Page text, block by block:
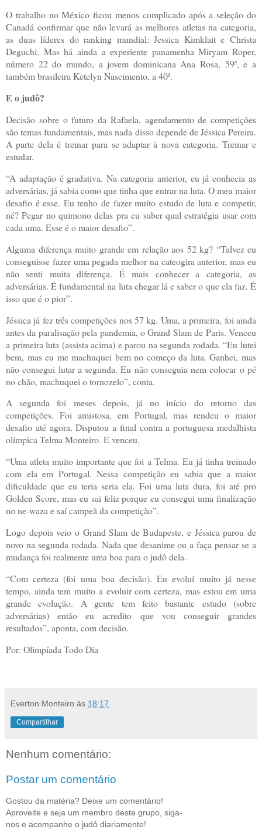
O trabalho no México ficou menos complicado após a seleção do
Canadá confirmar que não levará as melhores atletas na categoria,
as duas líderes do ranking mundial: Jessica Kimklait e Christa
Deguchi. Mas há ainda a experiente panamenha Miryam Roper,
número 22 do mundo, a jovem dominicana Ana Rosa, 59ª, e a
também brasileira Ketelyn Nascimento, a 40ª.
E o judô?
Decisão sobre o futuro da Rafaela, agendamento de competições
são temas fundamentais, mas nada disso depende de Jéssica Pereira.
A parte dela é treinar para se adaptar à nova categoria. Treinar e
estudar.
“A adaptação é gradativa. Na categoria anterior, eu já conhecia as
adversárias, já sabia como que tinha que entrar na luta. O meu maior
desafio é esse. Eu tenho de fazer muito estudo de luta e competir,
né? Pegar no quimono delas pra eu saber qual estratégia usar com
cada uma. Esse é o maior desafio”.
Alguma diferença muito grande em relação aos 52 kg? “Talvez eu
conseguisse fazer uma pegada melhor na cateogira anterior, mas eu
não senti muita diferença. É mais conhecer a categoria, as
adversárias. É fundamental na luta chegar lá e saber o que ela faz. É
isso que é o pior”.
Jéssica já fez três competições nos 57 kg. Uma, a primeira, foi ainda
antes da paralisação pela pandemia, o Grand Slam de Paris. Venceu
a primeira luta (assista acima) e parou na segunda rodada. “Eu lutei
bem, mas eu me machuquei bem no começo da luta. Ganhei, mas
não consegui lutar a segunda. Eu não conseguia nem colocar o pé
no chão, machuquei o tornozelo”, conta.
A segunda foi meses depois, já no início do retorno das
competições. Foi amistosa, em Portugal, mas rendeu o maior
desafio até agora. Disputou a final contra a portuguesa medalhista
olímpica Telma Monteiro. E venceu.
“Uma atleta muito importante que foi a Telma. Eu já tinha treinado
com ela em Portugal. Nessa competição eu sabia que a maior
dificuldade que eu teria seria ela. Foi uma luta dura, foi até pro
Golden Score, mas eu sai feliz porque eu consegui uma finalização
no ne-waza e saí campeã da competição”.
Logo depois veio o Grand Slam de Budapeste, e Jéssica parou de
novo na segunda rodada. Nada que desanime ou a faça pensar se a
mudança foi realmente uma boa para o judô dela.
“Com certeza (foi uma boa decisão). Eu evoluí muito já nesse
tempo, ainda tem muito a evoluir com certeza, mas estou em uma
grande evolução. A gente tem feito bastante estudo (sobre
adversárias) então eu acredito que vou conseguir grandes
resultados”, aponta, com decisão.
Por: Olimpíada Todo Dia
Everton Monteiro às 18:17
Compartilhar
Nenhum comentário:
Postar um comentário
Gostou da matéria? Deixe um comentário!
Aproveite e seja um membro deste grupo, siga-
nos e acompanhe o judô diariamente!